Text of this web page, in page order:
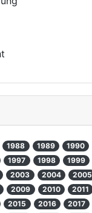
1988 1989
1990
1997 1998
1999
2003 2004
2005
2009 2010
2011
2015 2016
2017